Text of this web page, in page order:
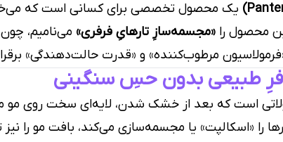
یک محصول تخصصی برای کسانی است که
محصول را «مجسمه‌سازِ تارهایِ فرفری» می‌نامیم،
مرطوب‌کننده» و «قدرت حالت‌دهندگی»
طبیعی بدون حسِ سنگینی
است که بعد از خشک شدن، لایه‌ای سخت روی مو
را «اسکالپت» یا مجسمه‌سازی می‌کند، بافت مو را